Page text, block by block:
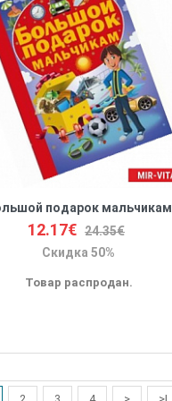
подарок мальчикам
12.17€ 24.35€
Скидка 50%
Товар распродан.